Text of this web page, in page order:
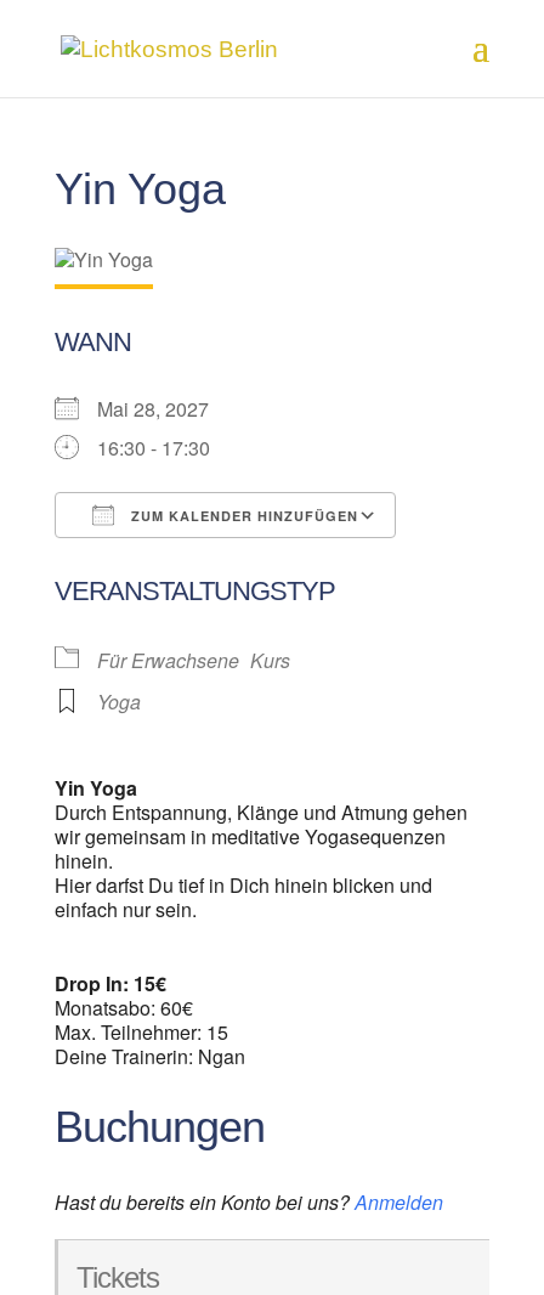
Yin Yoga
WANN
Mai 28, 2027
16:30 - 17:30
ZUM KALENDER HINZUFÜGEN
VERANSTALTUNGSTYP
Für Erwachsene Kurs
Yoga
Yin Yoga
Durch Entspannung, Klänge und Atmung gehen
wir gemeinsam in meditative Yogasequenzen
hinein.
Hier darfst Du tief in Dich hinein blicken und
einfach nur sein.
Drop In: 15€
Monatsabo: 60€
Max. Teilnehmer: 15
Deine Trainerin: Ngan
Buchungen
Hast du bereits ein Konto bei uns?Anmelden
Tickets